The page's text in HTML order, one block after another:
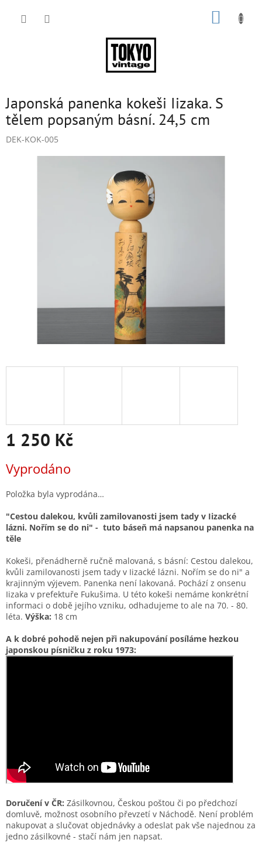
Japonská panenka kokeši Iizaka. S
tělem popsaným básní. 24,5 cm
DEK-KOK-005
1 250 Kč
cena:
Vyprodáno
Položka byla vyprodána…
"Cestou dalekou, kvůli zamilovanosti jsem tady v Iizacké
lázni. Nořím se do ni" - tuto báseň má napsanou panenka na
těle
Kokeši, přenádherně ručně malovaná, s básní: Cestou dalekou,
kvůli zamilovanosti jsem tady v Iizacké lázni. Nořím se do ni" a
krajinným výjevem. Panenka není lakovaná. Pochází z onsenu
Iizaka v prefektuře Fukušima. U této kokeši nemáme konkrétní
informaci o době jejího vzniku, odhadujeme to ale na 70. - 80.
léta. Výška: 18 cm
A k dobré pohodě nejen při nakupování posíláme hezkou
japonskou písničku z roku 1973:
Doručení v ČR: Zásilkovnou, Českou poštou či po předchozí
domluvě, možnost osobního převzetí v Náchodě. Není problém
nakupovat a slučovat objednávky a odeslat pak vše najednou za
jedno zásilkovné - stačí nám jen napsat.